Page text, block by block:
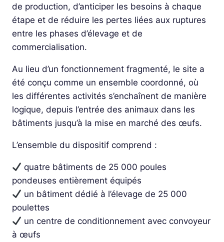
de production, d’anticiper les besoins à chaque
étape et de réduire les pertes liées aux ruptures
entre les phases d’élevage et de
commercialisation.
Au lieu d’un fonctionnement fragmenté, le site a
été conçu comme un ensemble coordonné, où
les différentes activités s’enchaînent de manière
logique, depuis l’entrée des animaux dans les
bâtiments jusqu’à la mise en marché des œufs.
L’ensemble du dispositif comprend :
quatre bâtiments de 25 000 poules
pondeuses entièrement équipés
un bâtiment dédié à l’élevage de 25 000
poulettes
un centre de conditionnement avec convoyeur
à œufs